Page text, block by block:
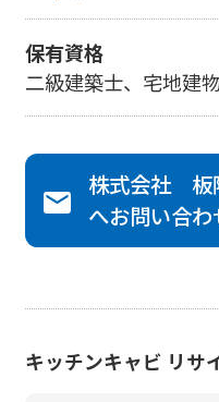
保有資格
二級建築士、宅地建
株式会社 板
へお問い合わ
キッチンキャビ リサ